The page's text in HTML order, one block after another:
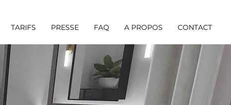
TARIFS PRESSE FAQ A PROPOS CONTACT